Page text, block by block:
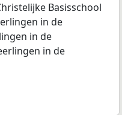
Basisschool
in de
in de
in de